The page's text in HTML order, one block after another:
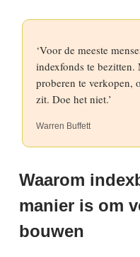
‘Voor de meeste
indexfonds te bezitten.
proberen te verkopen,
zit. Doe het niet.’
Warren Buffett
Waarom
manier is om
bouwen